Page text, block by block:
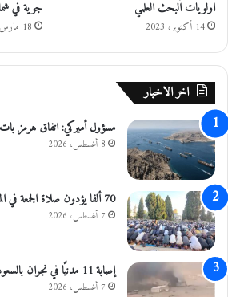
ط
ل
ة
ب
ا
ق
ع
(
1
5
%
)
ع
ل
ى
ل
ع
ب
ة
اولويات البحث العلمي
14 أكتوبر، 2023
جوية في
18 مارس، 2024
اخر الاخبار
مسؤول أميركي: اتفاق هرمز بات
8 أغسطس، 2026
70 ألفا يؤدون صلاة الجمعة في المسجد الأقصى
7 أغسطس، 2026
إصابة 11 مدنيًا في نجران بالسعودية جراء اعتداءات حوثية
7 أغسطس، 2026